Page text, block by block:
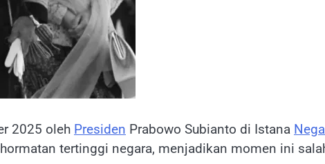
2025 oleh Presiden Prabowo Subianto di Istana
tertinggi negara, menjadikan momen ini